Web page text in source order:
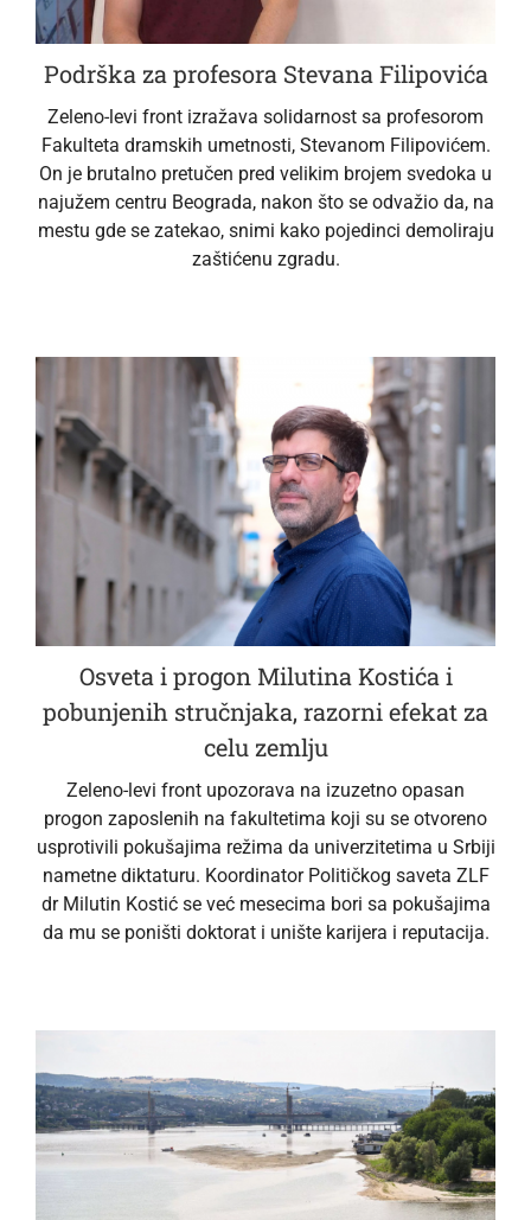
Podrška za profesora Stevana Filipovića
Zeleno-levi front izražava solidarnost sa profesorom
Fakulteta dramskih umetnosti, Stevanom Filipovićem.
On je brutalno pretučen pred velikim brojem svedoka u
najužem centru Beograda, nakon što se odvažio da, na
mestu gde se zatekao, snimi kako pojedinci demoliraju
zaštićenu zgradu.
Osveta i progon Milutina Kostića i
pobunjenih stručnjaka, razorni efekat za
celu zemlju
Zeleno-levi front upozorava na izuzetno opasan
progon zaposlenih na fakultetima koji su se otvoreno
usprotivili pokušajima režima da univerzitetima u Srbiji
nametne diktaturu. Koordinator Političkog saveta ZLF
dr Milutin Kostić se već mesecima bori sa pokušajima
da mu se poništi doktorat i unište karijera i reputacija.